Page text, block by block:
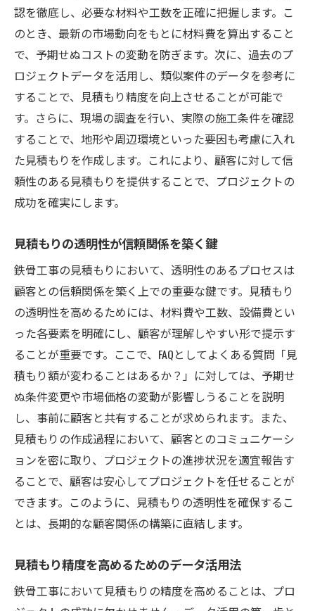
認を徹底し、必要な材料や工数を正確に把握します。こ
のとき、最新の市場動向をもとに材料費を算出すること
で、予期せぬコストの変動を防ぎます。次に、過去のプ
ロジェクトデータを活用し、類似案件のデータを参考に
することで、見積もり精度を向上させることが可能で
す。さらに、現場の調査を行い、実際の施工条件を確認
することで、地形や周辺環境といった要因も考慮に入れ
た見積もりを作成します。これにより、顧客に対して信
頼性のある見積もりを提供することで、プロジェクトの
成功を確実にします。
見積もりの透明性が信頼関係を築く鍵
鉄骨工事の見積もりにおいて、透明性のあるプロセスは
顧客との信頼関係を築く上での重要な鍵です。見積もり
の透明性を高めるためには、材料費や工数、設備費とい
った各要素を明確にし、顧客が理解しやすい形で提示す
ることが重要です。ここで、FAQとしてよくある質問「見
積もり額が変わることはあるか？」に対しては、予期せ
ぬ条件変更や市場価格の変動が影響しうることを説明
し、事前に顧客と共有することが求められます。また、
見積もりの作成過程において、顧客とのコミュニケーシ
ョンを密に取り、プロジェクトの進捗状況を適宜報告す
ることで、顧客は安心してプロジェクトを任せることが
できます。このように、見積もりの透明性を確保するこ
とは、長期的な顧客関係の構築に直結します。
見積もり精度を高めるためのデータ活用法
鉄骨工事において見積もりの精度を高めることは、プロ